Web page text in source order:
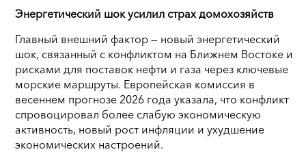
Энергетический шок усилил страх домохозяйств
Главный внешний фактор — новый энергетический
шок, связанный с конфликтом на Ближнем Востоке и
рисками для поставок нефти и газа через ключевые
морские маршруты. Европейская комиссия в
весеннем прогнозе 2026 года указала, что конфликт
спровоцировал более слабую экономическую
активность, новый рост инфляции и ухудшение
экономических настроений.